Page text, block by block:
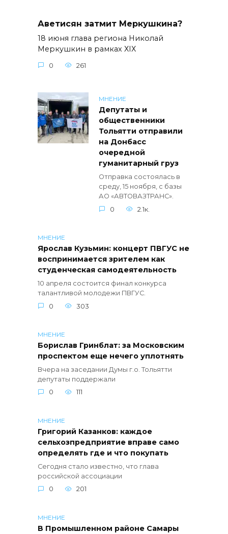
Аветисян затмит Меркушкина?
18 июня глава региона Николай
Меркушкин в рамках ХIХ
0 261
МНЕНИЕ
Депутаты и
общественники
Тольятти отправили
на Донбасс
очередной
гуманитарный груз
Отправка состоялась в
среду, 15 ноября, с базы
АО «АВТОВАЗТРАНС».
0
2.1к.
МНЕНИЕ
Ярослав Кузьмин: концерт ПВГУС не
воспринимается зрителем как
студенческая самодеятельность
10 апреля состоится финал конкурса
талантливой молодежи ПВГУС.
0
303
МНЕНИЕ
Борислав Гринблат: за Московским
проспектом еще нечего уплотнять
Вчера на заседании Думы г.о. Тольятти
депутаты поддержали
0
111
МНЕНИЕ
Григорий Казанков: каждое
сельхозпредприятие вправе само
определять где и что покупать
Сегодня стало известно, что глава
российской ассоциации
0
201
МНЕНИЕ
В Промышленном районе Самары